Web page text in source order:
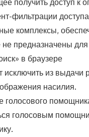
фильтрации
комплексы,
предназначены для
в браузере
исключить из выдачи
насилия.
голосового
голосовым